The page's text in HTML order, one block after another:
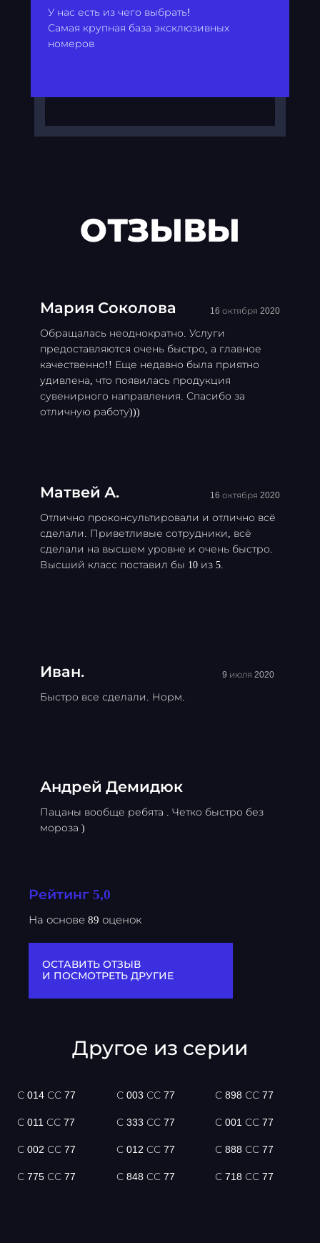
У нас есть из чего выбрать!
Самая крупная база эксклюзивных
номеров
ОТЗЫВЫ
Мария Соколова 16 октября 2020
Обращалась неоднократно. Услуги
предоставляются очень быстро, а главное
качественно!! Еще недавно была приятно
удивлена, что появилась продукция
сувенирного направления. Спасибо за
отличную работу)))
Матвей А. 16 октября 2020
Отлично проконсультировали и отлично всё
сделали. Приветливые сотрудники, всё
сделали на высшем уровне и очень быстро.
Высший класс поставил бы 10 из 5.
Иван. 9 июля 2020
Быстро все сделали. Норм.
Андрей Демидюк
Пацаны вообще ребята . Четко быстро без
мороза )
Рейтинг 5,0
На основе 89 оценок
ОСТАВИТЬ ОТЗЫВ
И ПОСМОТРЕТЬ ДРУГИЕ
Другое из серии
С 014 СС 77 С 003 СС 77 С 898 СС 77
С 011 СС 77 С 333 СС 77 С 001 СС 77
С 002 СС 77 С 012 СС 77 С 888 СС 77
С 775 СС 77 С 848 СС 77 С 718 СС 77